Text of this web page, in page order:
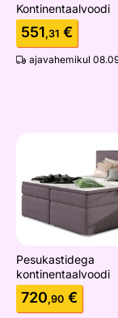
Kontinentaalvoodi
551,31 €
ajavahemikul
Pesukastidega
Otsi
Pesukastidega
kontinentaalvoodi
720,90 €